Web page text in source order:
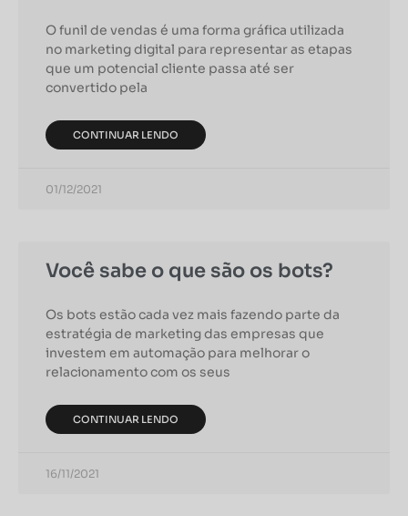
O funil de vendas é uma forma gráfica utilizada
no marketing digital para representar as etapas
que um potencial cliente passa até ser
convertido pela
CONTINUAR LENDO
01/12/2021
Você sabe o que são os bots?
Os bots estão cada vez mais fazendo parte da
estratégia de marketing das empresas que
investem em automação para melhorar o
relacionamento com os seus
CONTINUAR LENDO
16/11/2021